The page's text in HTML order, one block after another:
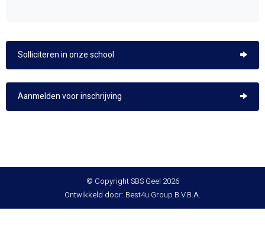
Solliciteren in onze school
Aanmelden voor inschrijving
© Copyright SBS Geel 2026
Ontwikkeld door: Best4u Group B.V.B.A.